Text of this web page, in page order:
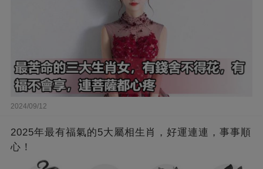
2024/09/12
2025年最有福氣的5大屬相生肖，好運連連，事事順
心！